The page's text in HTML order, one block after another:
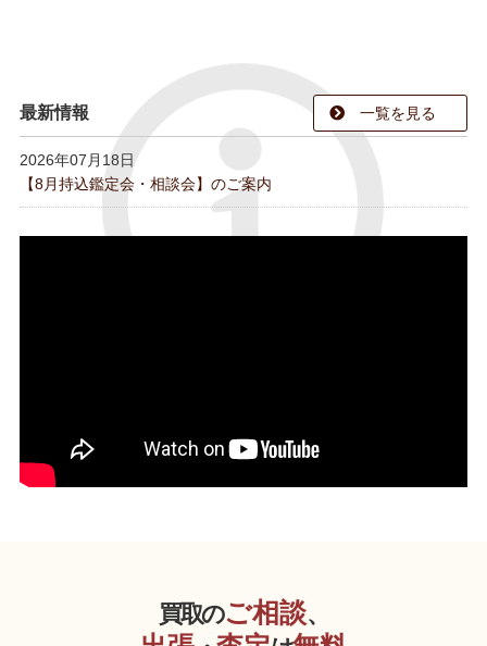
最新情報
2026年07月18日
【8月持込鑑定会・相談会】のご案内
一覧を見る
買取のご相談、